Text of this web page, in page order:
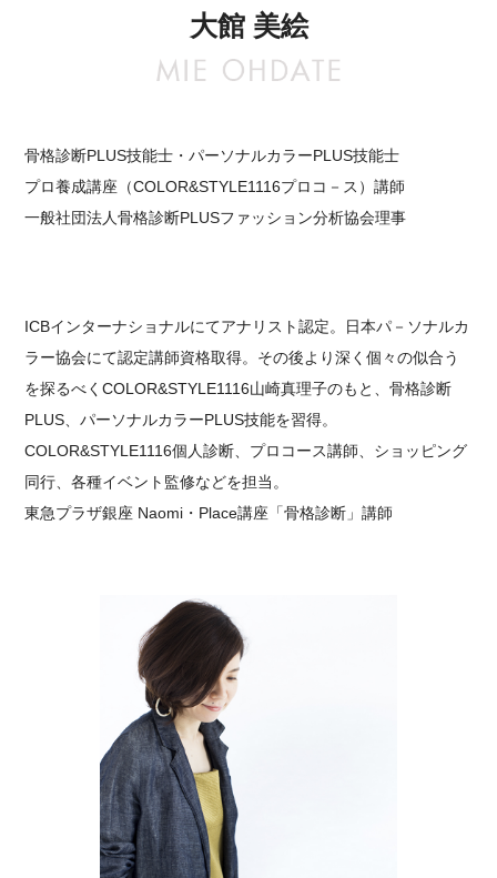
大館 美絵
骨格診断PLUS技能士・パーソナルカラーPLUS技能士
プロ養成講座（COLOR&STYLE1116プロコ－ス）講師
一般社団法人骨格診断PLUSファッション分析協会理事
ICBインターナショナルにてアナリスト認定。日本パ－ソナルカ
ラー協会にて認定講師資格取得。その後より深く個々の似合う
を探るべくCOLOR&STYLE1116山崎真理子のもと、骨格診断
PLUS、パーソナルカラーPLUS技能を習得。
COLOR&STYLE1116個人診断、プロコース講師、ショッピング
同行、各種イベント監修などを担当。
東急プラザ銀座 Naomi・Place講座「骨格診断」講師